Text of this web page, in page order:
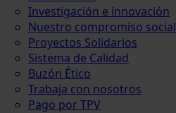
Investigación e innovación
Nuestro compromiso social
Proyectos Solidarios
Sistema de Calidad
Buzón Ético
Trabaja con nosotros
Pago por TPV